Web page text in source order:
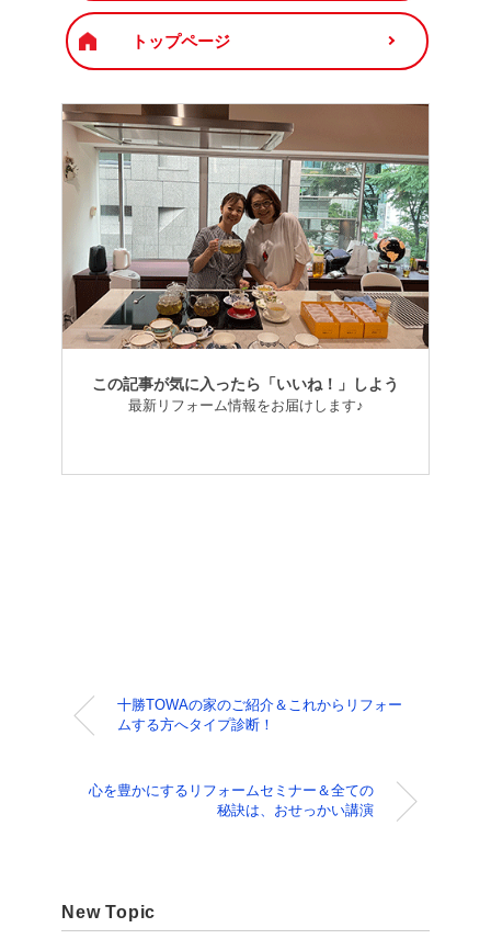
トップページ
この記事が気に入ったら「いいね！」しよう
最新リフォーム情報をお届けします♪
十勝TOWAの家のご紹介＆これからリフォー
ムする方へタイプ診断！
心を豊かにするリフォームセミナー＆全ての
秘訣は、おせっかい講演
New Topic